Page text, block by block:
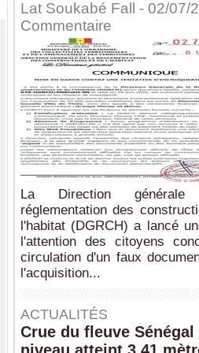
Lat Soukabé Fall - 02/07/
Commentaire
La Direction
réglementation des
l'habitat (DGRCH) a lancé
l'attention des citoyens
circulation d'un faux
l'acquisition...
ACTUALITÉS
Crue du fleuve Sénégal